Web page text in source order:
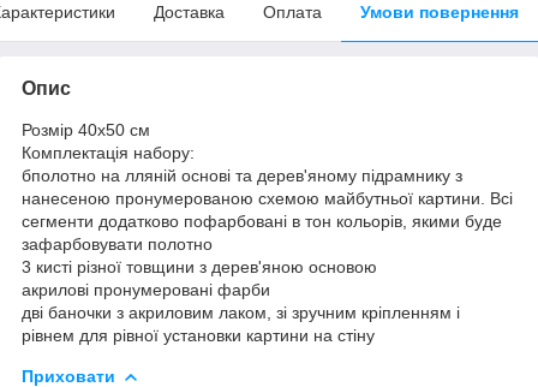
Доставка Оплата Умови повернення
Опис
Розмір 40x50 см
Комплектація набору:
бполотно на лляній основі та дерев'яному підрамнику з
нанесеною пронумерованою схемою майбутньої картини. Всі
сегменти додатково пофарбовані в тон кольорів, якими буде
зафарбовувати полотно
3 кисті різної товщини з дерев'яною основою
акрилові пронумеровані фарби
дві баночки з акриловим лаком, зі зручним кріпленням і
рівнем для рівної установки картини на стіну
Приховати